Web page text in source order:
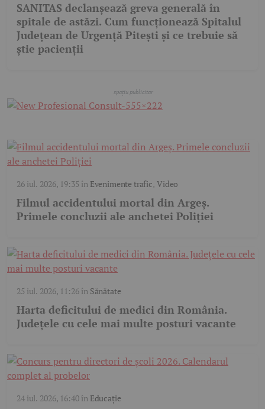
SANITAS declanșează greva generală în
spitale de astăzi. Cum funcționează Spitalul
Județean de Urgență Pitești și ce trebuie să
știe pacienții
26 iul. 2026, 19:35 în Evenimente trafic, Video
Filmul accidentului mortal din Argeș.
Primele concluzii ale anchetei Poliției
25 iul. 2026, 11:26în Sănătate
Harta deficitului de medici din România.
Județele cu cele mai multe posturi vacante
24 iul. 2026, 16:40în Educație